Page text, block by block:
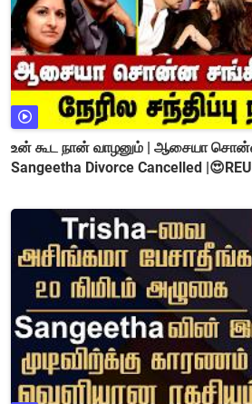
உன் கூட நான் வாழனும் | ஆசையா
Sangeetha Divorce Cancelled